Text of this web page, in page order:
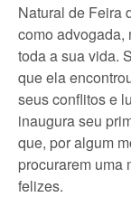
Natural de Feira
como advogada,
toda a sua vida.
que ela
seus conflitos e
inaugura seu
que, por algum
procurarem uma
felizes.